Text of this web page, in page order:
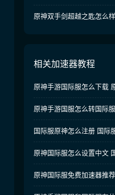
相关加速器教程